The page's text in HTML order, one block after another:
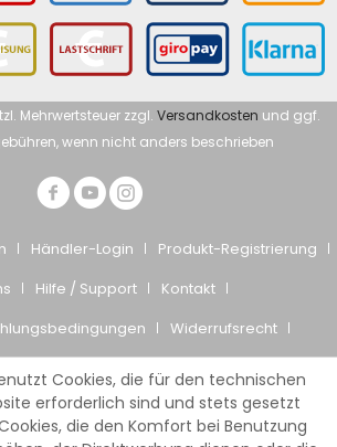
Mehrwertsteuer zzgl. Versandkosten und ggf.
wenn nicht anders beschrieben
Händler-Login
Produkt-Registrierung
Hilfe / Support
Kontakt
Widerrufsrecht
Aquaristik GmbH
Cookies, die für den technischen
erforderlich sind und stets gesetzt
die den Komfort bei Benutzung